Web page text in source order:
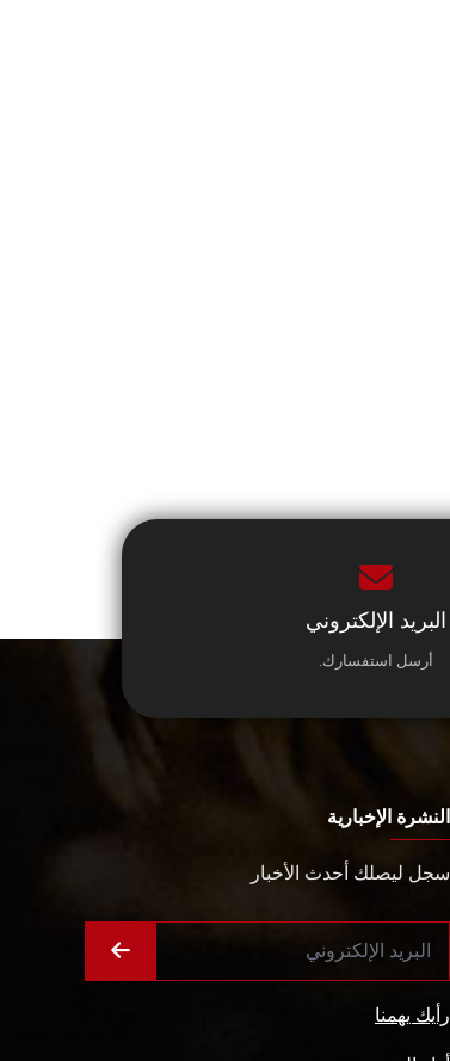
البريد الإلكتروني
أرسل استفسارك.
النشرة الإخبارية
سجل ليصلك أحدث الأخبار
رأيك يهمنا